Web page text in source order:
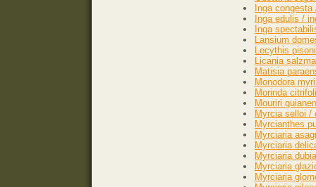
Inga
Inga edulis /
Inga
Lansium
Lecythis
Licania
Matisia
Monodora
Morinda
Mouriri
Myrcia selloi /
Myrcianthes
Myrciaria
Myrciaria
Myrciaria
Myrciaria
Myrciaria